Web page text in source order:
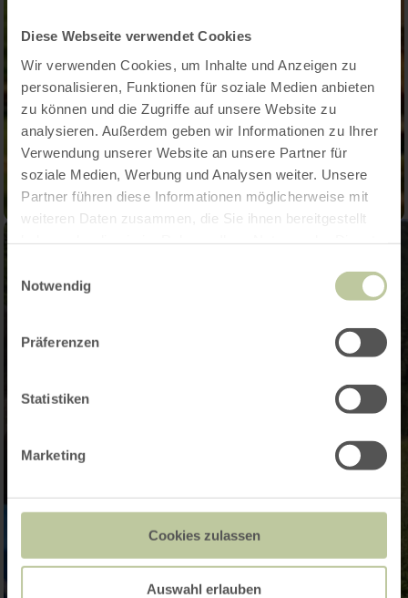
Diese Webseite verwendet Cookies
Wir verwenden Cookies, um Inhalte und Anzeigen zu
personalisieren, Funktionen für soziale Medien anbieten
zu können und die Zugriffe auf unsere Website zu
analysieren. Außerdem geben wir Informationen zu Ihrer
Verwendung unserer Website an unsere Partner für
soziale Medien, Werbung und Analysen weiter. Unsere
Partner führen diese Informationen möglicherweise mit
weiteren Daten zusammen, die Sie ihnen bereitgestellt
Notwendig
Präferenzen
Statistiken
Marketing
Cookies zulassen
Auswahl erlauben